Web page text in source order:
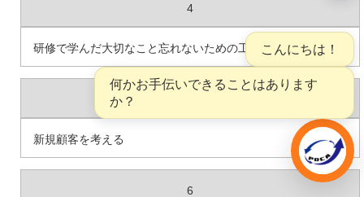
4
研修で学んだ大切なこと忘れないための工夫
新規顧客を考える
6 お問い合わせ